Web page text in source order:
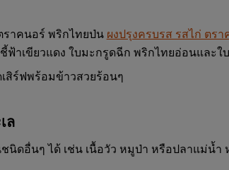
ราคนอร์ พริกไทยป่น ผงปรุงครบรส รสไก่ ตร
ฟ้าเขียวแดง ใบมะกรูดฉีก พริกไทยอ่อนและใ
สิร์ฟพร้อมข้าวสวยร้อนๆ
ล
ชนิดอื่นๆ ได้ เช่น เนื้อวัว หมูป่า หรือปลาแม่น้ำ